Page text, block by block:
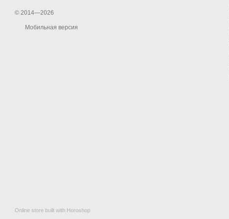
© 2014—2026
Мобильная версия
Online store built with Horoshop